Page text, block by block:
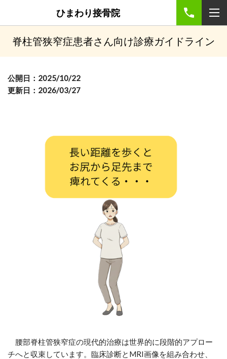
ひまわり接骨院
脊柱管狭窄症患者さん向け診療ガイドライン
公開日：2025/10/22
更新日：2026/03/27
腰部脊柱管狭窄症の現代的治療は世界的に段階的アプロー
チへと収束しています。臨床診断とMRI画像を組み合わせ、